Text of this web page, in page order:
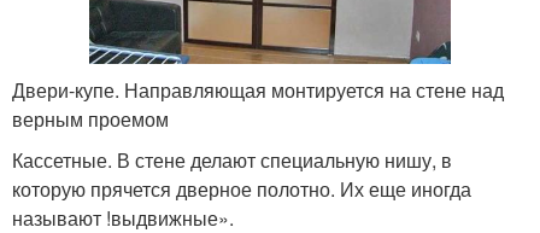
Двери-купе. Направляющая монтируется на стене над
верным проемом
Кассетные. В стене делают специальную нишу, в
которую прячется дверное полотно. Их еще иногда
называют !выдвижные».